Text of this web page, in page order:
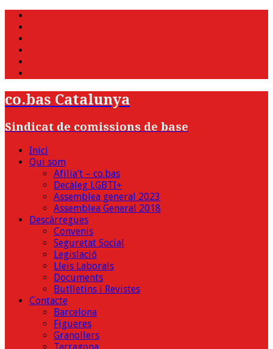
co.bas Catalunya
Sindicat de comissions de base
Inici
Qui som
Afilia’t – co.bas
Decàleg LGBTI+
Assemblea general 2023
Assemblea General 2018
Descàrregues
Convenis
Seguretat Social
Legislació
Lleis Laborals
Documents
Butlletins i Revistes
Contacte
Barcelona
Figueres
Granollers
Tarragona